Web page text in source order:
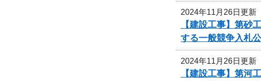
2024年11月26日更新
【建設工事】第砂
する一般競争入札
2024年11月26日更新
【建設工事】第